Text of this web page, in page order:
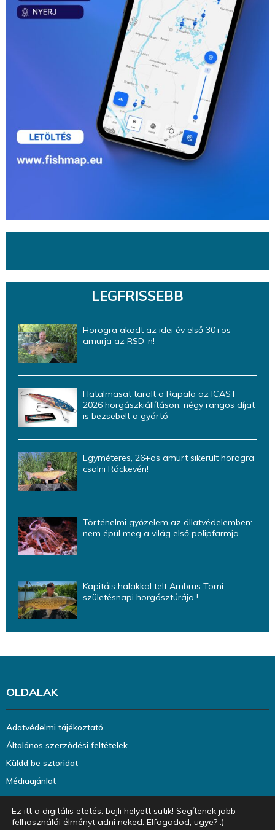
LEGFRISSEBB
Horogra akadt az idei év első 30+os
amurja az RSD-n!
Hatalmasat tarolt a Rapala az ICAST
2026 horgászkiállításon: négy rangos díjat
is bezsebelt a gyártó
Egyméteres, 26+os amurt sikerült horogra
csalni Ráckevén!
Történelmi győzelem az állatvédelemben:
nem épül meg a világ első polipfarmja
Kapitáis halakkal telt Ambrus Tomi
születésnapi horgásztúrája !
OLDALAK
Adatvédelmi tájékoztató
Általános szerződési feltételek
Küldd be sztoridat
Médiaajánlat
Ez itt a digitális etetés: bojli helyett sütik! Segítenek jobb
felhasználói élményt adni neked. Elfogadod, ugye? :)